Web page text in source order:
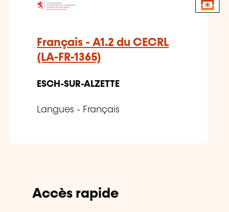
Français - A1.2 du CECRL
(LA-FR-1365)
ESCH-SUR-ALZETTE
Langues - Français
Accès rapide